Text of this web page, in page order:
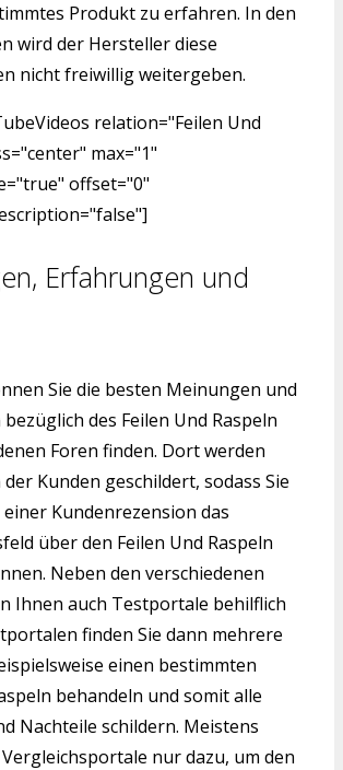
Produkt zu erfahren. In den
wird der Hersteller diese
nicht freiwillig weitergeben.
relation="Feilen Und
max="1"
offset="0"
Erfahrungen und
Sie die besten Meinungen und
des Feilen Und Raspeln
Foren finden. Dort werden
Kunden geschildert, sodass Sie
Kundenrezension das
über den Feilen Und Raspeln
Neben den verschiedenen
Ihnen auch Testportale behilflich
finden Sie dann mehrere
einen bestimmten
behandeln und somit alle
Nachteile schildern. Meistens
nur dazu, um den